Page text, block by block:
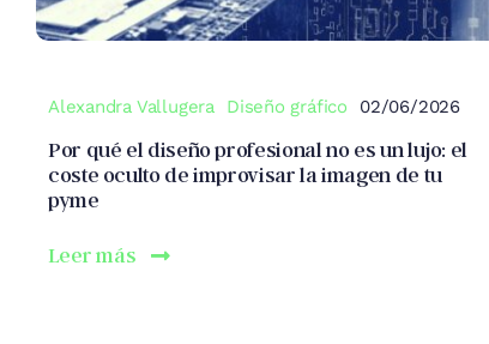
Alexandra Vallugera Diseño gráfico 02/06/2026
Por qué el diseño profesional no es un lujo: el
coste oculto de improvisar la imagen de tu
pyme
Leer más